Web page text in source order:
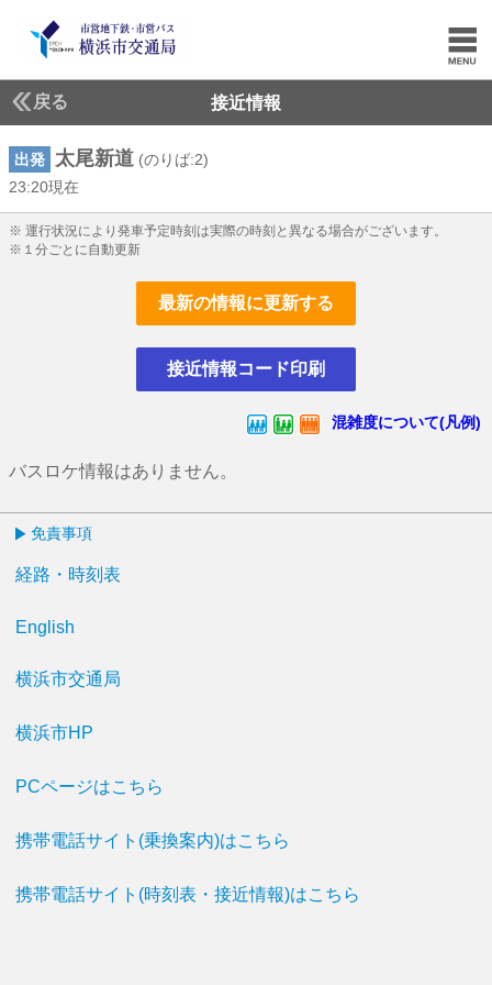
戻る 接近情報
出発 太尾新道 (のりば:2)
23:20現在
※ 運行状況により発車予定時刻は実際の時刻と異なる場合がございます。
※１分ごとに自動更新
最新の情報に更新する
接近情報コード印刷
混雑度について(凡例)
バスロケ情報はありません。
免責事項
経路・時刻表
English
横浜市交通局
横浜市HP
PCページはこちら
携帯電話サイト(乗換案内)はこちら
携帯電話サイト(時刻表・接近情報)はこちら